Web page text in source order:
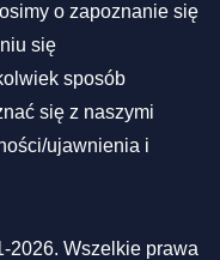
o zapoznanie się
się
sposób
się z naszymi
ujawnienia i
2026. Wszelkie prawa